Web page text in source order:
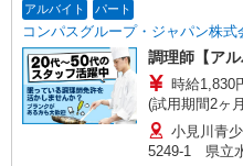
アルバイト パート
コンパスグループ・ジャパン株
調理師【アル
時給1,830円以上 試用期間中
(試用期間2ヶ月) 残業が発生した場合、残業
分単位で別途
小見川青
5249-1 県立